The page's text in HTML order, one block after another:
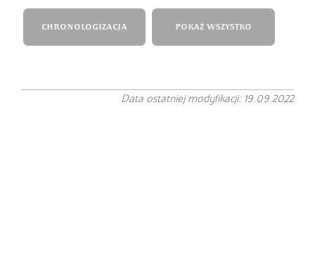
CHRONOLOGIZACJA POKAŻ WSZYSTKO
Data ostatniej modyfikacji: 19.09.2022